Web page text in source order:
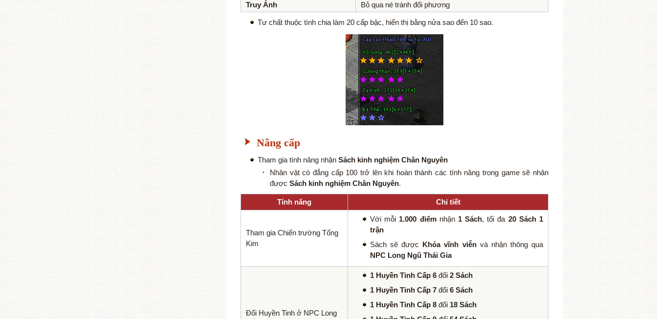
Truy Ảnh
Bỏ qua né tránh đối phương
Tư chất thuộc tính chia làm 20 cấp bậc, hiển thị bằng nửa sao đến 10 sao.
Nâng cấp
Tham gia tính năng nhận Sách kinh nghiệm Chân Nguyên
Nhân vật có đẳng cấp 100 trở lên khi hoàn thành các tính năng trong game sẽ nhận
được Sách kinh nghiệm Chân Nguyên.
Tính năng Chi tiết
Tham gia Chiến trường Tống
Kim
Với mỗi 1.000 điểmnhận 1 Sách, tối đa 20 Sách 1
trận
Sách sẽ được Khóa vĩnh viễnvà nhận thông qua
NPC Long Ngũ Thái Gia
Đổi Huyền Tinh ở NPC Long
1 Huyền Tinh Cấp 6 đổi 2 Sách
1 Huyền Tinh Cấp 7 đổi 6 Sách
1 Huyền Tinh Cấp 8 đổi 18 Sách